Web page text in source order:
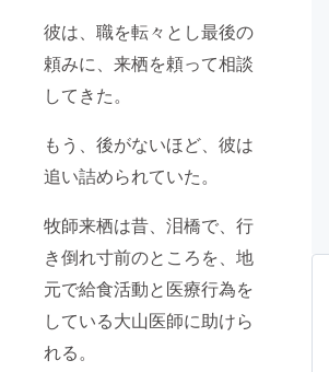
彼は、職を転々とし最後の
頼みに、来栖を頼って相談
してきた。
もう、後がないほど、彼は
追い詰められていた。
牧師来栖は昔、泪橋で、行
き倒れ寸前のところを、地
元で給食活動と医療行為を
している大山医師に助けら
れる。